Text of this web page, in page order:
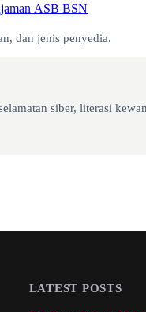
ASB BSN
dan jenis penyedia.
siber, literasi
LATEST POSTS